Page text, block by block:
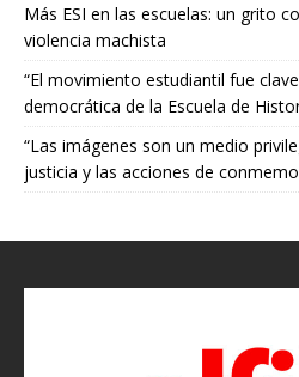
Más ESI en las escuelas: un grito
violencia machista
“El movimiento estudiantil fue
democrática de la Escuela de
“Las imágenes son un medio
justicia y las acciones de